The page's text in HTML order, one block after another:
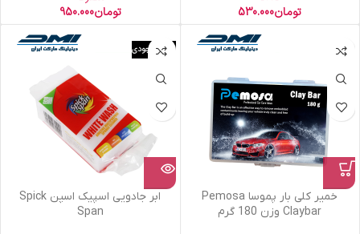
تومان530.000
تومان950.000
خمیر کلی بار پموسا Pemosa
Claybar وزن 180 گرم
اتمام موجودی
ابر جادویی اسپیک اسپن Spick
Span